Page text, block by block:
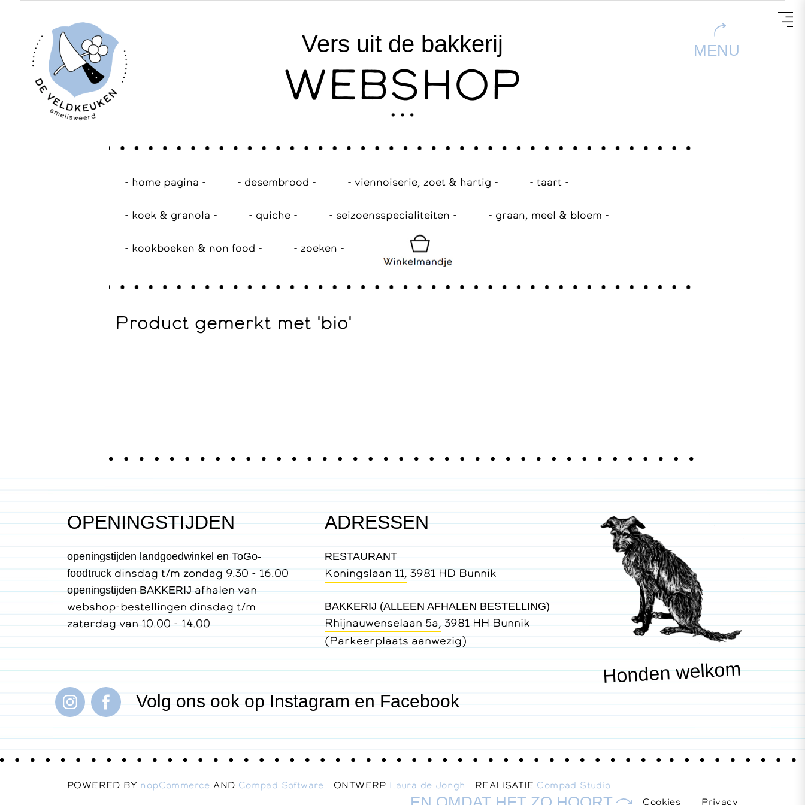
MENU
Vers uit de bakkerij
WEBSHOP
- home pagina - - desembrood - - viennoiserie, zoet & hartig - - taart -
- koek & granola - - quiche - - seizoensspecialiteiten - - graan, meel & bloem -
- kookboeken & non food - - zoeken -
Product gemerkt met 'bio'
OPENINGSTIJDEN
openingstijden landgoedwinkel en ToGo-
foodtruck dinsdag t/m zondag 9.30 - 16.00
openingstijden BAKKERIJafhalen van
webshop-bestellingen dinsdag t/m
zaterdag van 10.00 - 14.00
ADRESSEN
RESTAURANT
Koningslaan 11, 3981 HD Bunnik
BAKKERIJ (ALLEEN AFHALEN BESTELLING)
Rhijnauwenselaan 5a, 3981 HH Bunnik
(Parkeerplaats aanwezig)
Honden welkom
Volg ons ook op Instagram en Facebook
Cookies Privacy
POWERED BY nopCommerce AND Compad SoftwareONTWERP Laura de Jongh REALISATIE Compad Studio